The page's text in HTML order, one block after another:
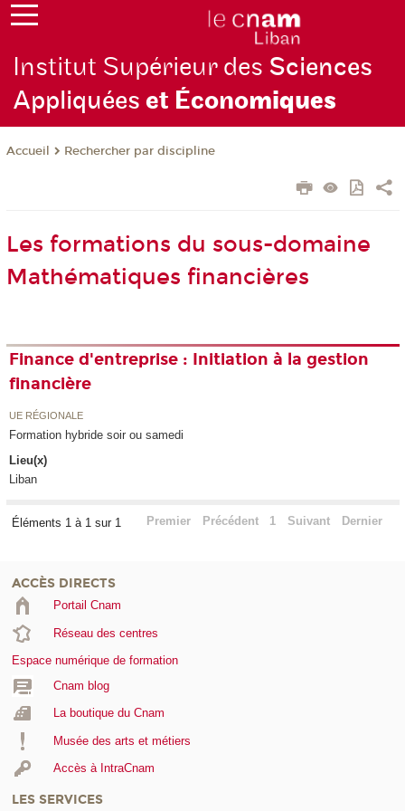
Institut Supérieur des Sciences
Appliquéeset Économiques
Accueil Rechercher par discipline
Les formations du sous-domaine
Mathématiques financières
Finance d'entreprise : Initiation à la gestion
financière
UE RÉGIONALE
Formation hybride soir ou samedi
Lieu(x)
Liban
Éléments 1 à 1 sur 1 Premier Précédent 1 Suivant Dernier
ACCÈS DIRECTS
Portail Cnam
Réseau des centres
Espace numérique de formation
Cnam blog
La boutique du Cnam
Musée des arts et métiers
Accès à IntraCnam
LES SERVICES